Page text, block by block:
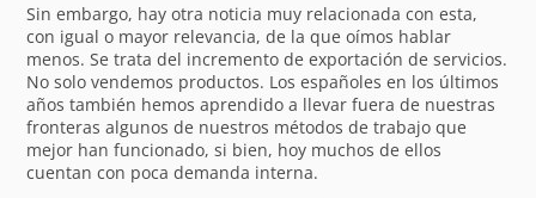
Sin embargo, hay otra noticia muy relacionada con esta,
con igual o mayor relevancia, de la que oímos hablar
menos. Se trata del incremento de exportación de servicios.
No solo vendemos productos. Los españoles en los últimos
años también hemos aprendido a llevar fuera de nuestras
fronteras algunos de nuestros métodos de trabajo que
mejor han funcionado, si bien, hoy muchos de ellos
cuentan con poca demanda interna.